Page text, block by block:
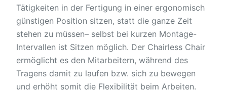
Tätigkeiten in der Fertigung in einer ergonomisch
günstigen Position sitzen, statt die ganze Zeit
stehen zu müssen– selbst bei kurzen Montage-
Intervallen ist Sitzen möglich. Der Chairless Chair
ermöglicht es den Mitarbeitern, während des
Tragens damit zu laufen bzw. sich zu bewegen
und erhöht somit die Flexibilität beim Arbeiten.